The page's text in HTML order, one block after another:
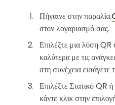
Πήγαινε στην παραλία.
στον λογαριασμό σας.
Επιλέξτε μια λύση QR
καλύτερα με τις
στη συνέχεια εισάγετε
Επιλέξτε Στατικό QR
κάντε κλικ στην